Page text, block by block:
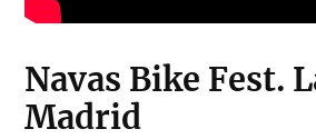
Navas Bike Fest.
Madrid